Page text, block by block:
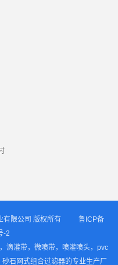
业有限公司 版权所有
鲁ICP备
-2
滴灌带，微喷带，喷灌喷头，pvc
石网式组合过滤器的专业生产厂